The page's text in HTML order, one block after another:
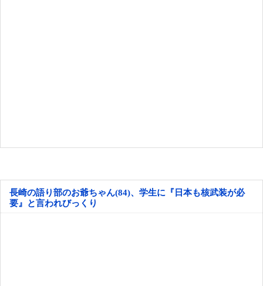
長崎の語り部のお爺ちゃん(84)、学生に『日本も核武装が必
要』と言われびっくり